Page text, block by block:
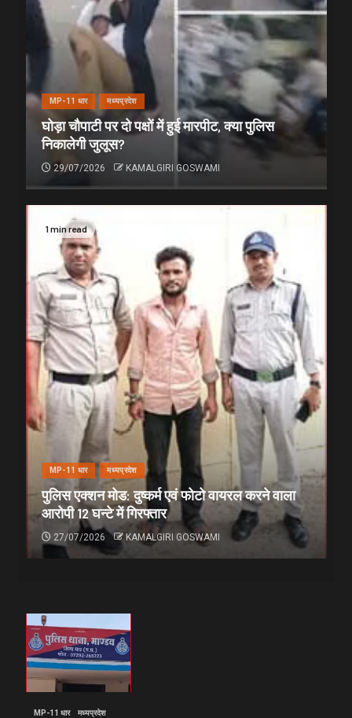
MP-11 धार मध्यप्रदेश
घोड़ा चौपाटी पर दो पक्षों में हुई मारपीट, क्या पुलिस
निकालेगी जुलूस?
29/07/2026 KAMALGIRI GOSWAMI
1 min read
MP-11 धार मध्यप्रदेश
पुलिस एक्शन मोड: दुष्कर्म एवं फोटो वायरल करने वाला
आरोपी 12 घन्टे में गिरफ्तार
27/07/2026 KAMALGIRI GOSWAMI
MP-11 धार मध्यप्रदेश